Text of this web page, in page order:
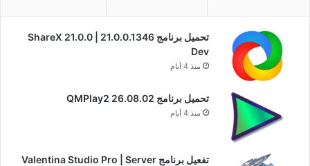
تحميل برنامج ShareX 21.0.0 | 21.0.0.1346
Dev
منذ 4 أيام
تحميل برنامج QMPlay2 26.08.02
منذ 4 أيام
تفعيل برنامج Valentina Studio Pro | Server